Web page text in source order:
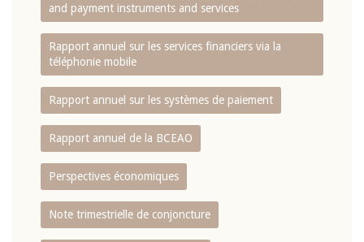
and payment instruments and services
Rapport annuel sur les services financiers via la
téléphonie mobile
Rapport annuel sur les systèmes de paiement
Rapport annuel de la BCEAO
Perspectives économiques
Note trimestrielle de conjoncture